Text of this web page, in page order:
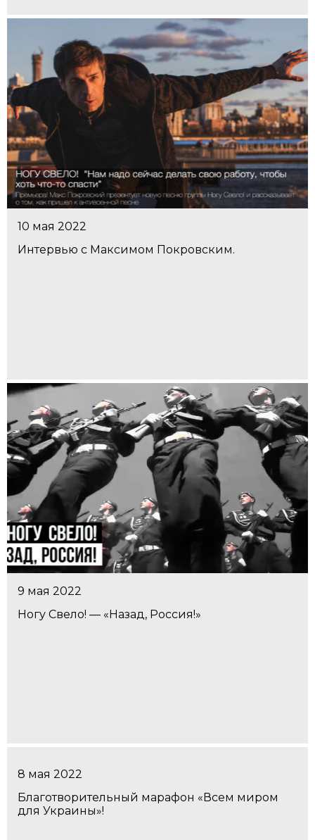
10 мая 2022
Интервью с Максимом Покровским.
9 мая 2022
Ногу Свело! — «Назад, Россия!»
8 мая 2022
Благотворительный марафон «Всем миром
для Украины»!